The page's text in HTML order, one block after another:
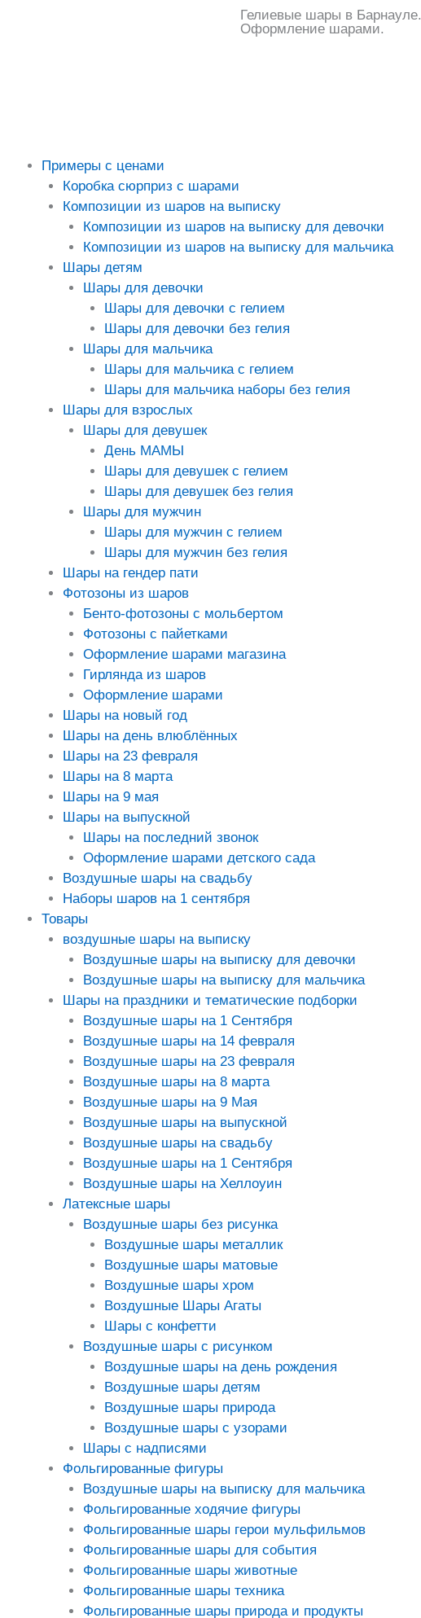
Гелиевые шары в Барнауле.
Оформление шарами.
Примеры с ценами
Коробка сюрприз с шарами
Композиции из шаров на выписку
Композиции из шаров на выписку для девочки
Композиции из шаров на выписку для мальчика
Шары детям
Шары для девочки
Шары для девочки с гелием
Шары для девочки без гелия
Шары для мальчика
Шары для мальчика с гелием
Шары для мальчика наборы без гелия
Шары для взрослых
Шары для девушек
День МАМЫ
Шары для девушек с гелием
Шары для девушек без гелия
Шары для мужчин
Шары для мужчин с гелием
Шары для мужчин без гелия
Шары на гендер пати
Фотозоны из шаров
Бенто-фотозоны с мольбертом
Фотозоны с пайетками
Оформление шарами магазина
Гирлянда из шаров
Оформление шарами
Шары на новый год
Шары на день влюблённых
Шары на 23 февраля
Шары на 8 марта
Шары на 9 мая
Шары на выпускной
Шары на последний звонок
Оформление шарами детского сада
Воздушные шары на свадьбу
Наборы шаров на 1 сентября
Товары
воздушные шары на выписку
Воздушные шары на выписку для девочки
Воздушные шары на выписку для мальчика
Шары на праздники и тематические подборки
Воздушные шары на 1 Сентября
Воздушные шары на 14 февраля
Воздушные шары на 23 февраля
Воздушные шары на 8 марта
Воздушные шары на 9 Мая
Воздушные шары на выпускной
Воздушные шары на свадьбу
Воздушные шары на 1 Сентября
Воздушные шары на Хеллоуин
Латексные шары
Воздушные шары без рисунка
Воздушные шары металлик
Воздушные шары матовые
Воздушные шары хром
Воздушные Шары Агаты
Шары с конфетти
Воздушные шары с рисунком
Воздушные шары на день рождения
Воздушные шары детям
Воздушные шары природа
Воздушные шары с узорами
Шары с надписями
Фольгированные фигуры
Воздушные шары на выписку для мальчика
Фольгированные ходячие фигуры
Фольгированные шары герои мульфильмов
Фольгированные шары для события
Фольгированные шары животные
Фольгированные шары техника
Фольгированные шары природа и продукты